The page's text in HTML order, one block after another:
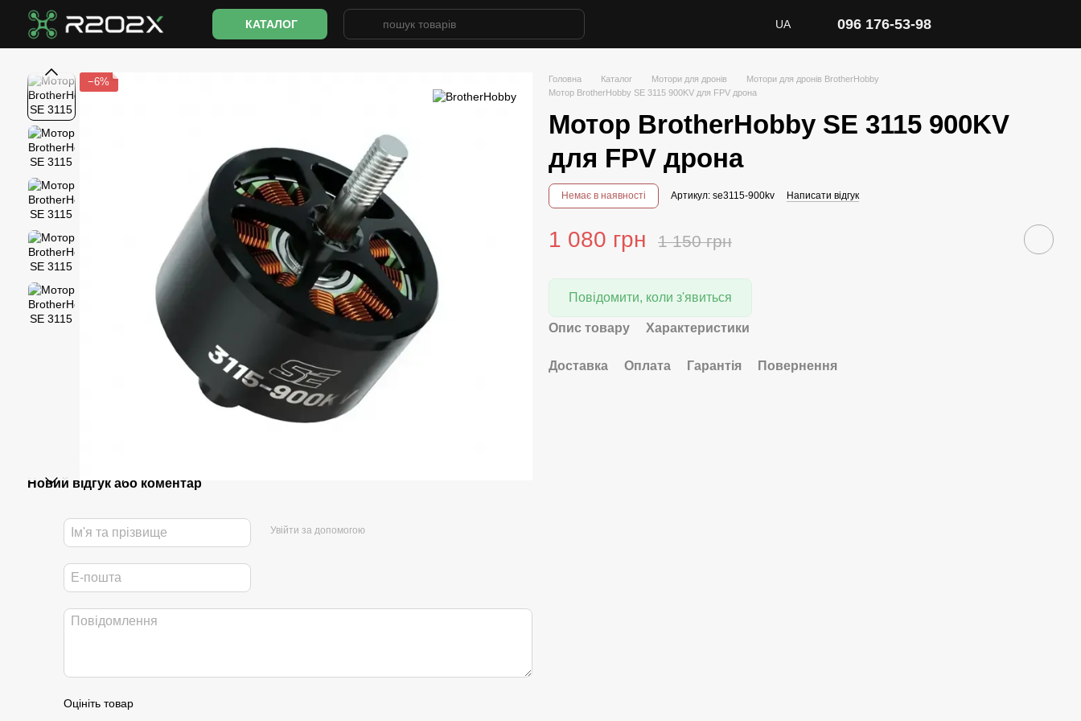
Перейти до основного контенту
КАТАЛОГ
UA 096 176-53-98
−6%
Новий відгук або коментар
Увійти за допомогою
Оцініть товар
Головна Каталог Мотори для дронів
Мотори для дронів BrotherHobby
Мотор BrotherHobby SE 3115 900KV для FPV дрона
Мотор BrotherHobby SE 3115 900KV
для FPV дрона
Немає в наявності Артикул: se3115-900kv Написати відгук
1 080 грн 1 150 грн
Повідомити, коли з'явиться
Опис товару Характеристики
Доставка Оплата Гарантія Повернення